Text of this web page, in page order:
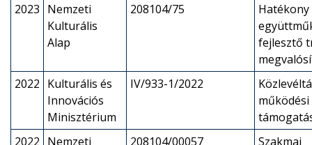
2023 Nemzeti
Kulturális
Alap
208104/75
fejlesztő
2022 Kulturális és
Innovációs
Minisztérium
IV/933-1/2022
működési
2022 Nemzeti
208104/00057
Szakmai